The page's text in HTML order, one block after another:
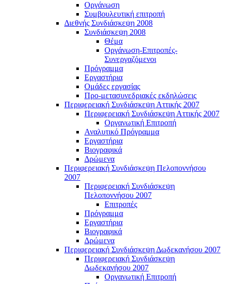
Οργάνωση
Συμβουλευτική επιτροπή
Διεθνής Συνδιάσκεψη 2008
Συνδιάσκεψη 2008
Θέμα
Οργάνωση-Επιτροπές-
Συνεργαζόμενοι
Πρόγραμμα
Εργαστήρια
Ομάδες εργασίας
Προ-μετασυνεδριακές εκδηλώσεις
Περιφερειακή Συνδιάσκεψη Αττικής 2007
Περιφερειακή Συνδιάσκεψη Αττικής 2007
Οργανωτική Επιτροπή
Αναλυτικό Πρόγραμμα
Εργαστήρια
Βιογραφικά
Δρώμενα
Περιφερειακή Συνδιάσκεψη Πελοποννήσου
2007
Περιφερειακή Συνδιάσκεψη
Πελοποννήσου 2007
Επιτροπές
Πρόγραμμα
Εργαστήρια
Βιογραφικά
Δρώμενα
Περιφερειακή Συνδιάσκεψη Δωδεκανήσου 2007
Περιφερειακή Συνδιάσκεψη
Δωδεκανήσου 2007
Οργανωτική Επιτροπή